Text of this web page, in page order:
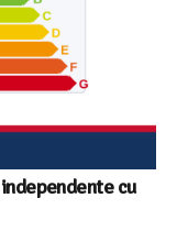
cu